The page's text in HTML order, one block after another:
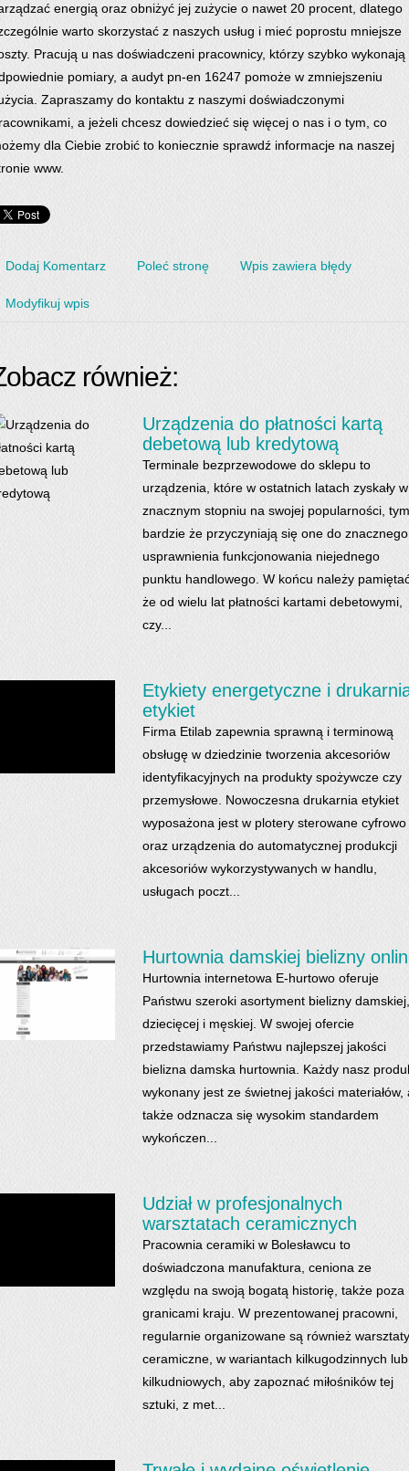
energią oraz obniżyć jej zużycie o nawet 20 procent, dlatego
warto skorzystać z naszych usług i mieć poprostu mniejsze
Pracują u nas doświadczeni pracownicy, którzy szybko wykonają
pomiary, a audyt pn-en 16247 pomoże w zmniejszeniu
Zapraszamy do kontaktu z naszymi doświadczonymi
a jeżeli chcesz dowiedzieć się więcej o nas i o tym, co
dla Ciebie zrobić to koniecznie sprawdź informacje na naszej
www.
Dodaj Komentarz Poleć stronę Wpis zawiera błędy
Modyfikuj wpis
również:
Urządzenia do płatności kartą
debetową lub kredytową
Terminale bezprzewodowe do sklepu to
urządzenia, które w ostatnich latach zyskały w
znacznym stopniu na swojej popularności, tym
bardzie że przyczyniają się one do znacznego
usprawnienia funkcjonowania niejednego
punktu handlowego. W końcu należy
że od wielu lat płatności kartami debetowymi,
czy...
Etykiety energetyczne i
etykiet
Firma Etilab zapewnia sprawną i terminową
obsługę w dziedzinie tworzenia akcesoriów
identyfikacyjnych na produkty spożywcze czy
przemysłowe. Nowoczesna drukarnia etykiet
wyposażona jest w plotery sterowane cyfrowo
oraz urządzenia do automatycznej produkcji
akcesoriów wykorzystywanych w handlu,
usługach poczt...
Hurtownia damskiej bielizny
Hurtownia internetowa E-hurtowo oferuje
Państwu szeroki asortyment bielizny damskiej,
dziecięcej i męskiej. W swojej ofercie
przedstawiamy Państwu najlepszej jakości
bielizna damska hurtownia. Każdy nasz
wykonany jest ze świetnej jakości materiałów,
także odznacza się wysokim standardem
wykończen...
Udział w profesjonalnych
warsztatach ceramicznych
Pracownia ceramiki w Bolesławcu to
doświadczona manufaktura, ceniona ze
względu na swoją bogatą historię, także poza
granicami kraju. W prezentowanej pracowni,
regularnie organizowane są również warsztaty
ceramiczne, w wariantach kilkugodzinnych lub
kilkudniowych, aby zapoznać miłośników tej
sztuki, z met...